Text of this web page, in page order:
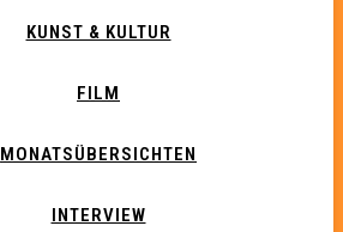
KUNST & KULTUR
FILM
MONATSÜBERSICHTEN
INTERVIEW